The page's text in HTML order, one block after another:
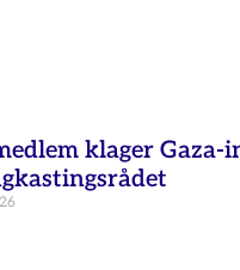
klager Gaza-